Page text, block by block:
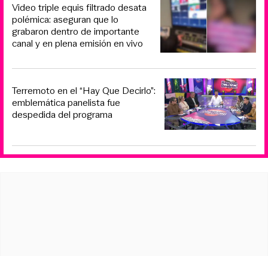
Video triple equis filtrado desata
polémica: aseguran que lo
grabaron dentro de importante
canal y en plena emisión en vivo
Terremoto en el “Hay Que Decirlo”:
emblemática panelista fue
despedida del programa